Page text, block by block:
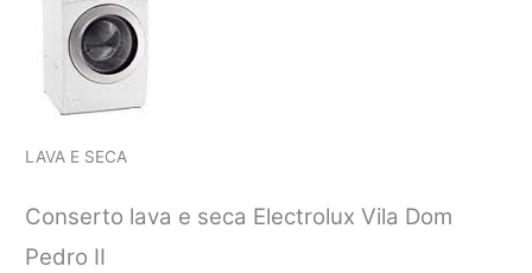
LAVA E SECA
Conserto lava e seca ElectroluxVila Dom
Pedro II